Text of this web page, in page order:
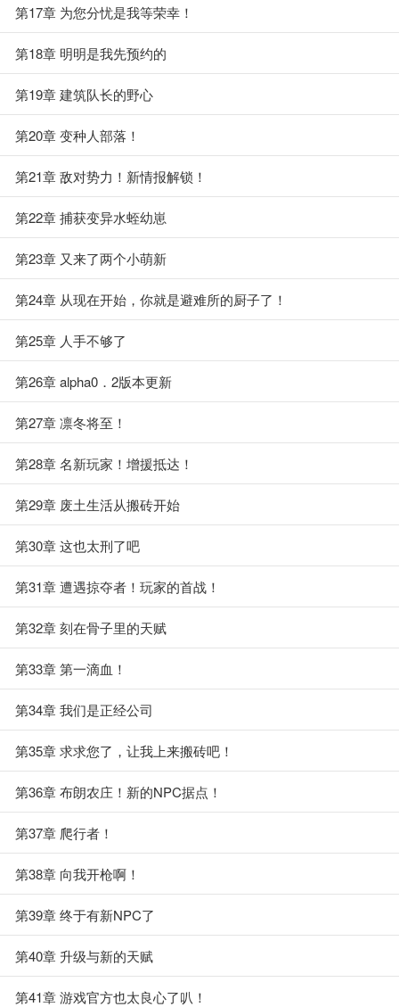
第17章 为您分忧是我等荣幸！
第18章 明明是我先预约的
第19章 建筑队长的野心
第20章 变种人部落！
第21章 敌对势力！新情报解锁！
第22章 捕获变异水蛭幼崽
第23章 又来了两个小萌新
第24章 从现在开始，你就是避难所的厨子了！
第25章 人手不够了
第26章 alpha0．2版本更新
第27章 凛冬将至！
第28章 名新玩家！增援抵达！
第29章 废土生活从搬砖开始
第30章 这也太刑了吧
第31章 遭遇掠夺者！玩家的首战！
第32章 刻在骨子里的天赋
第33章 第一滴血！
第34章 我们是正经公司
第35章 求求您了，让我上来搬砖吧！
第36章 布朗农庄！新的NPC据点！
第37章 爬行者！
第38章 向我开枪啊！
第39章 终于有新NPC了
第40章 升级与新的天赋
第41章 游戏官方也太良心了叭！